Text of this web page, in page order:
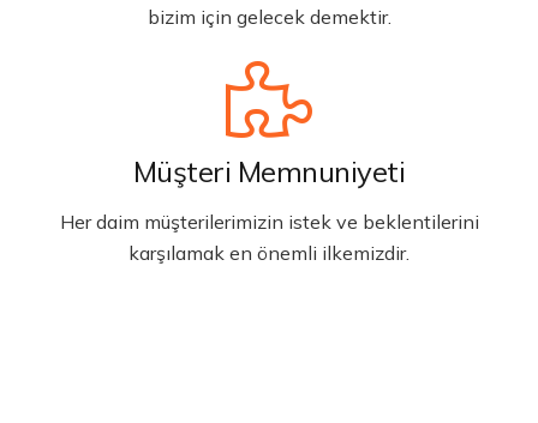
bizim için gelecek demektir.
Müşteri Memnuniyeti
Her daim müşterilerimizin istek ve beklentilerini
karşılamak en önemli ilkemizdir.